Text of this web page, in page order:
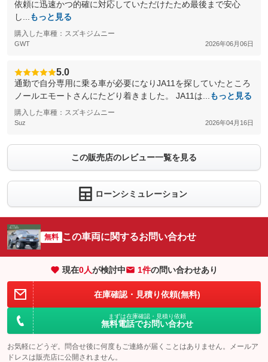
依頼に迅速かつ的確に対応していただけたため最後まで安心
し...
もっと見る
購入した車種：スズキジムニー
GWT 2026年06月06日
5.0
通勤で自分専用に乗る車が必要になりJA11を探していたところ
ノールエモートさんにたどり着きました。 JA11は...
もっと見る
購入した車種：スズキジムニー
Suz 2026年04月16日
この販売店のレビュー一覧を見る
ローンシミュレーション
無料 この車両に関するお問い合わせ
現在0人が検討中 1件の問い合わせあり
在庫確認・見積り依頼(無料)
まずは在庫確認・見積り依頼
無料電話でお問い合わせ
お気軽にどうぞ。問合せ後に何度もご連絡が届くことはありません。メールア
ドレスは販売店に公開されません。